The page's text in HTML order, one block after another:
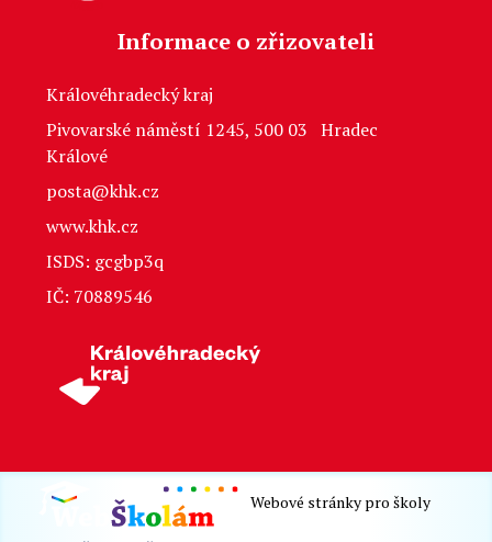
Informace o zřizovateli
Královéhradecký kraj
Pivovarské náměstí 1245, 500 03 Hradec
Králové
posta@khk.cz
www.khk.cz
ISDS: gcgbp3q
IČ: 70889546
Webové stránky pro školy